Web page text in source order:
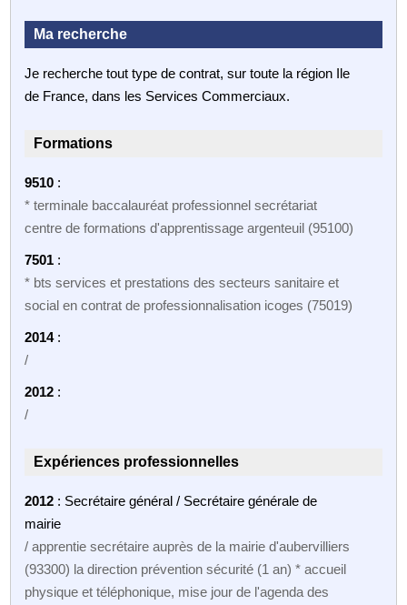
Ma recherche
Je recherche tout type de contrat, sur toute la région Ile
de France, dans les Services Commerciaux.
Formations
9510 :
* terminale baccalauréat professionnel secrétariat
centre de formations d'apprentissage argenteuil (95100)
7501 :
* bts services et prestations des secteurs sanitaire et
social en contrat de professionnalisation icoges (75019)
2014:
/
2012 :
/
Expériences professionnelles
2012 : Secrétaire général / Secrétaire générale de
mairie
/ apprentie secrétaire auprès de la mairie d'aubervilliers
(93300) la direction prévention sécurité (1 an) * accueil
physique et téléphonique, mise jour de l'agenda des